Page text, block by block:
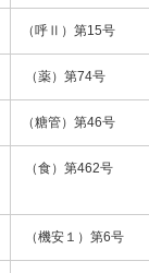
（呼Ⅱ）第15号
（薬）第74号
（糖管）第46号
（食）第462号
（機安１）第6号